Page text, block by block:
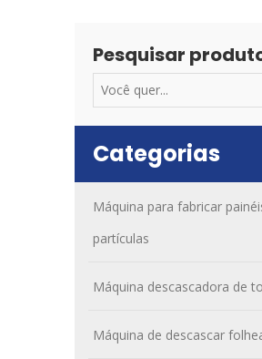
Pesquisar
Categorias
Máquina para fabricar
partículas
Máquina descascadora de
Máquina de descascar